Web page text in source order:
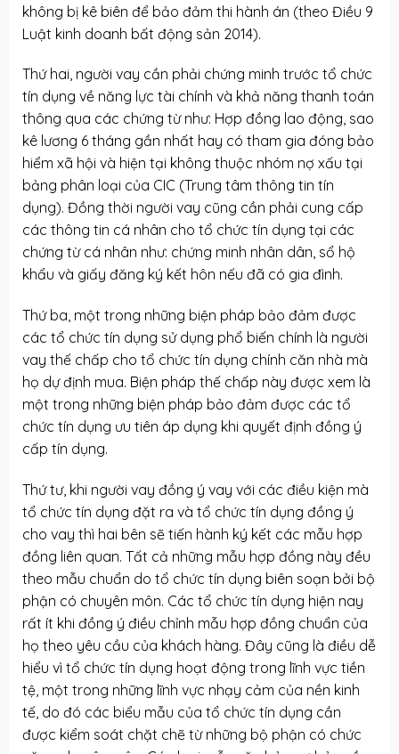
không bị kê biên để bảo đảm thi hành án (theo Điều 9
Luật kinh doanh bất động sản 2014).
Thứ hai, người vay cần phải chứng minh trước tổ chức
tín dụng về năng lực tài chính và khả năng thanh toán
thông qua các chứng từ như: Hợp đồng lao động, sao
kê lương 6 tháng gần nhất hay có tham gia đóng bảo
hiểm xã hội và hiện tại không thuộc nhóm nợ xấu tại
bảng phân loại của CIC (Trung tâm thông tin tín
dụng). Đồng thời người vay cũng cần phải cung cấp
các thông tin cá nhân cho tổ chức tín dụng tại các
chứng từ cá nhân như: chứng minh nhân dân, sổ hộ
khẩu và giấy đăng ký kết hôn nếu đã có gia đình.
Thứ ba, một trong những biện pháp bảo đảm được
các tổ chức tín dụng sử dụng phổ biến chính là người
vay thế chấp cho tổ chức tín dụng chính căn nhà mà
họ dự định mua. Biện pháp thế chấp này được xem là
một trong những biện pháp bảo đảm được các tổ
chức tín dụng ưu tiên áp dụng khi quyết định đồng ý
cấp tín dụng.
Thứ tư, khi người vay đồng ý vay với các điều kiện mà
tổ chức tín dụng đặt ra và tổ chức tín dụng đồng ý
cho vay thì hai bên sẽ tiến hành ký kết các mẫu hợp
đồng liên quan. Tất cả những mẫu hợp đồng này đều
theo mẫu chuẩn do tổ chức tín dụng biên soạn bởi bộ
phận có chuyên môn. Các tổ chức tín dụng hiện nay
rất ít khi đồng ý điều chỉnh mẫu hợp đồng chuẩn của
họ theo yêu cầu của khách hàng. Đây cũng là điều dễ
hiểu vì tổ chức tín dụng hoạt động trong lĩnh vực tiền
tệ, một trong những lĩnh vực nhạy cảm của nền kinh
tế, do đó các biểu mẫu của tổ chức tín dụng cần
được kiểm soát chặt chẽ từ những bộ phận có chức